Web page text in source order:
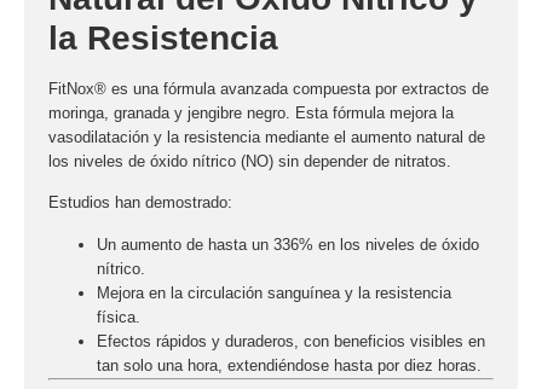
la Resistencia
FitNox® es una fórmula avanzada compuesta por extractos de
moringa granada y jengibre negro . Esta fórmula mejora la
vasodilatación y la resistencia mediante el aumento natural de
los niveles de óxido nítrico (NO) sin depender de nitratos.
Estudios han demostrado:
Un aumento de hasta un 336% en los niveles de óxido
nítrico.
Mejora en la circulación sanguínea y la resistencia
física
Efectos rápidos y duraderos, con beneficios visibles en
tan solo una hora, extendiéndose hasta por diez horas.